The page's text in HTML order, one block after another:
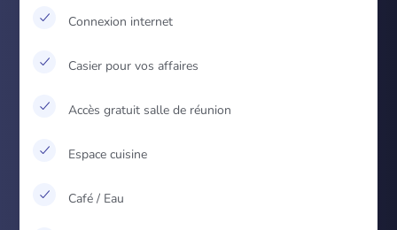
Connexion internet
Casier pour vos affaires
Accès gratuit salle de réunion
Espace cuisine
Café / Eau